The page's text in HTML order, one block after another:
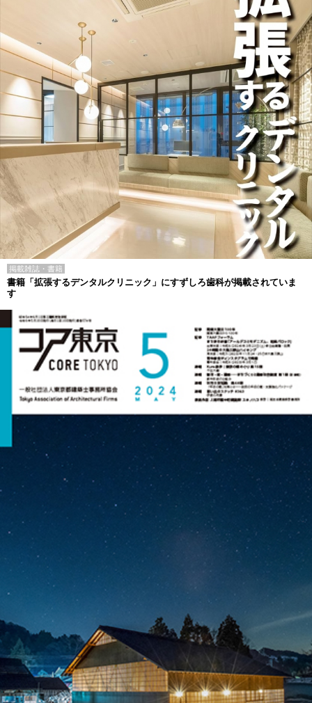
掲載雑誌・書籍
書籍「拡張するデンタルクリニック」にすずしろ歯科が掲載されていま
す